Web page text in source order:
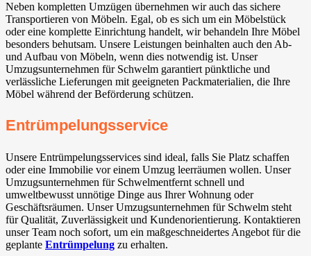
Neben kompletten Umzügen übernehmen wir auch das sichere
Transportieren von Möbeln. Egal, ob es sich um ein Möbelstück
oder eine komplette Einrichtung handelt, wir behandeln Ihre Möbel
besonders behutsam. Unsere Leistungen beinhalten auch den Ab-
und Aufbau von Möbeln, wenn dies notwendig ist. Unser
Umzugsunternehmen für Schwelm garantiert pünktliche und
verlässliche Lieferungen mit geeigneten Packmaterialien, die Ihre
Möbel während der Beförderung schützen.
Entrümpelungsservice
Unsere Entrümpelungsservices sind ideal, falls Sie Platz schaffen
oder eine Immobilie vor einem Umzug leerräumen wollen. Unser
Umzugsunternehmen für Schwelmentfernt schnell und
umweltbewusst unnötige Dinge aus Ihrer Wohnung oder
Geschäftsräumen. Unser Umzugsunternehmen für Schwelm steht
für Qualität, Zuverlässigkeit und Kundenorientierung. Kontaktieren
unser Team noch sofort, um ein maßgeschneidertes Angebot für die
geplante Entrümpelung zu erhalten.